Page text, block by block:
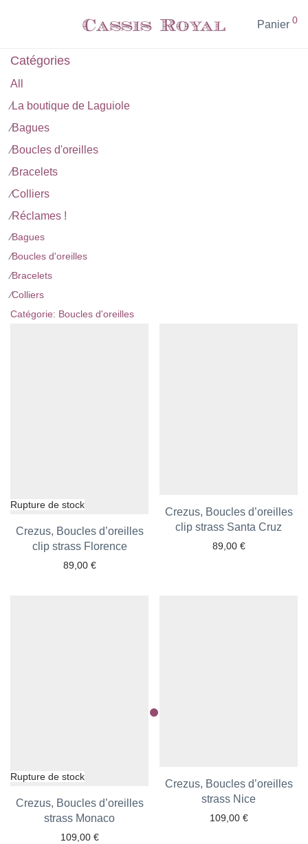
Panier 0
Catégories
All
⁄La boutique de Laguiole
⁄Bagues
⁄Boucles d'oreilles
⁄Bracelets
⁄Colliers
⁄Réclames !
⁄Bagues
⁄Boucles d'oreilles
⁄Bracelets
⁄Colliers
Catégorie: Boucles d'oreilles
Crezus, Boucles d’oreilles
clip strass Florence
89,00 €
Ajouter aux favoris
Crezus, Boucles d’oreilles
clip strass Santa Cruz
89,00 €
Ajouter aux favoris
Crezus, Boucles d’oreilles
strass Monaco
109,00 €
Ajouter aux favoris
Crezus, Boucles d’oreilles
strass Nice
109,00 €
Ajouter aux favoris